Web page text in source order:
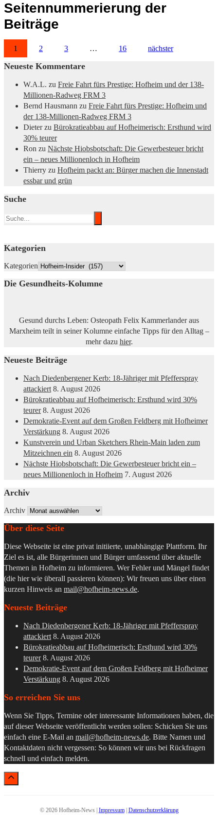
Seitennummerierung der
Beiträge
1 2 3 … 16 nächster
Neueste Kommentare
W.A.L. zu Freie Fahrt fürs Prestige: Hofheim und der 138-
Millionen-Radweg FRM 3
Bernd Hausmann zu Freie Fahrt fürs Prestige: Hofheim und
der 138-Millionen-Radweg FRM 3
Dieterzu Bürokratieabbau auf Hofheimerisch: Ersthund wird
30% teurer
Ron zu Nächste Hiobsbotschaft: Die Gewerbesteuer bricht
ein – neues Millionenloch in Hofheim
Thierry zu Hofheim packt an: Bürger machen die Innenstadt
essbar und grün
Suche
Kategorien
Kategorien
Die Gesundheits-Kolumne
Gesund durchs Leben: Osteopath Felix Kammerlander aus
Marxheim teilt in seiner Kolumne einfache Tipps für den Alltag –
mehr dazu hier.
Neueste Beiträge
Nach Diedenbergener Kerb: 18-Jähriger mit Pfefferspray
attackiert 8. August 2026
Bürokratieabbau auf Hofheimerisch: Ersthund wird 30%
teurer 8. August 2026
Demokratie-Event auf dem Großen Feldberg mit Hofheimer
Verstärkung 8. August 2026
Kunstverein und Urban Sketchers Rhein-Main laden zum
Mitzeichnen ein 8. August 2026
Nächste Hiobsbotschaft: Die Gewerbesteuer bricht ein –
neues Millionenloch in Hofheim 7. August 2026
Archiv
Archiv
Über diese Seite
Diese Webseite ist eine privat initiierte, unabhängige Plattform. Ihr
Ziel es ist, alle Bürgerinnen und Bürger umfassend über aktuelle
Themen in Hofheim zu informieren. Wer Fehler und Mängel findet
(die hier wie überall passieren können): Wir freuen uns über einen
kurzen Hinweis an mail@hofheim-news.de.
Neueste Beiträge
Nach Diedenbergener Kerb: 18-Jähriger mit Pfefferspray
attackiert 8. August 2026
Bürokratieabbau auf Hofheimerisch: Ersthund wird 30%
teurer 8. August 2026
Demokratie-Event auf dem Großen Feldberg mit Hofheimer
Verstärkung 8. August 2026
So erreichen Sie uns
Wenn Sie Tipps, Termine oder interessante Informationen haben, die
auf dieser Webseite veröffentlicht werden sollen: Schicken Sie uns
einfach eine E-Mail an mail@hofheim-news.de. Bitte Namen und
Kontaktdaten nicht vergessen: So können wir uns bei Rückfragen
schnell und einfach melden.
© 2026 Hofheim-News | Impressum| Datenschutzerklärung